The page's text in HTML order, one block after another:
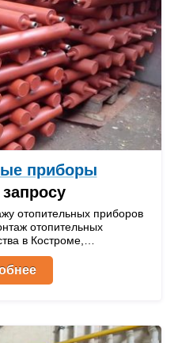
приборы
отопительных приборов
отопительных
в Костроме,
регионах России.